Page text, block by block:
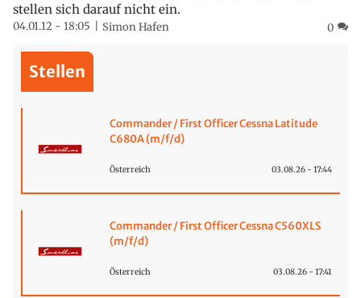
stellen sich darauf nicht ein.
04.01.12 - 18:05 Simon Hafen 0
Stellen
Commander / First Officer Cessna Latitude
C680A (m/f/d)
Österreich 03.08.26 - 17:44
Commander / First Officer Cessna C560XLS
(m/f/d)
Österreich 03.08.26 - 17:41